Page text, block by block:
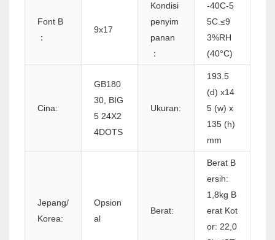
Font B
：
9x17
Kondisi
penyim
panan
：
-40C-5
5C.≤9
3%RH
(40°C)
Cina:
GB180
30, BIG
5 24X2
4DOTS
Ukuran:
193.5
(d) x14
5 (w) x
135 (h)
mm
Jepang/
Korea:
Opsion
al
Berat:
Berat B
ersih:
1,8kg B
erat Kot
or: 22,0